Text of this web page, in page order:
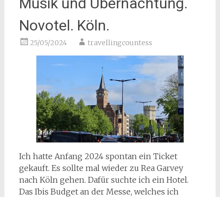
Novotel. Köln.
25/05/2024 travellingcountess
Ich hatte Anfang 2024 spontan ein Ticket
gekauft. Es sollte mal wieder zu Rea Garvey
nach Köln gehen. Dafür suchte ich ein Hotel.
Das Ibis Budget an der Messe, welches ich